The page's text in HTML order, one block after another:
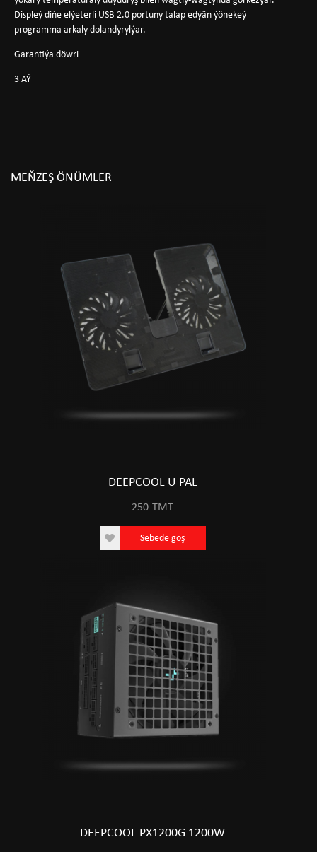
Displeý diňe elýeterli USB 2.0 portuny talap edýän ýönekeý
programma arkaly dolandyrylýar.
Garantiýa döwri
3 AÝ
MEŇZEŞ ÖNÜMLER
DEEPCOOL U PAL
250 TMT
Sebede goş
DEEPCOOL PX1200G 1200W